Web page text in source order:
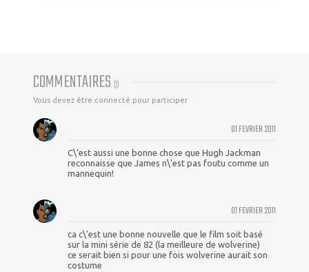
COMMENTAIRES (2)
Vous devez être connecté pour participer
01 FEVRIER 2011
C\'est aussi une bonne chose que Hugh Jackman
reconnaisse que James n\'est pas foutu comme un
mannequin!
01 FEVRIER 2011
ca c\'est une bonne nouvelle que le film soit basé
sur la mini série de 82 (la meilleure de wolverine)
ce serait bien si pour une fois wolverine aurait son
costume